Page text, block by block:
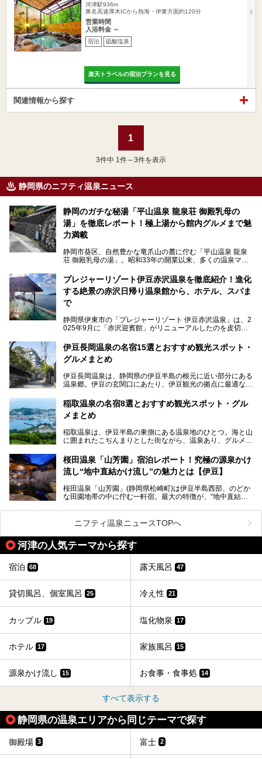
河津駅936m
東名高速厚木ICから熱海・伊東方面約120分
営業時間
入浴料金 ～
宿泊 硫酸塩泉
楽天トラベルの宿泊プランを見る
関連情報から探す
1
3件中 1件～3件を表示
静岡県のニフティ温泉ニュース
静岡のガチな秘湯「平山温泉 龍泉荘 御殿乳母の
湯」を徹底レポート！極上湯から館内グルメまで魅
力満載
静岡市葵区、自然豊かな竜爪山の麓に佇む「平山温泉 龍泉
荘 御殿乳母の湯」。昭和33年の開業以来、多くの温泉マニ
極上温泉です。お湯はもちろん、実はグルメも揃っているん
です。多くのファンを持つ、その圧倒的なこだわりと魅力を
解説します。
プレジャーリゾート伊豆赤沢温泉を徹底紹介！進化
する絶景の赤沢日帰り温泉館から、ホテル、スパま
で
静岡県伊東市の「プレジャーリゾート 伊豆赤沢温泉」は、2
025年9月に「赤沢迎賓館」がリニューアルしたのを皮切り
館」、「RED 28 HOTEL」がリニューアル。さらにこのあ
とグランピング施設のGRAX EARTH FIELD（グラックスア
ースフィールド）、大型屋内アミューズメント施設のPLEA
予定。
ャー施設など、現在リニューアルオープンしている施設を中
心に、家族連れでも大人だけでも、おひとりさまでも多彩な
楽しみ方ができる「プレジャーリゾート 伊豆赤沢温泉」を
───
この記事はプレジャーリゾート 伊豆赤沢温泉のPR記事で
す。
伊豆長岡温泉の名宿15選とおすすめ観光スポット・
グルメまとめ
伊豆長岡温泉は、静岡県の伊豆半島の根元に近い部分にある
温泉郷。伊豆の玄関口にあたり、伊豆観光の拠点に最適な立
ちろん日帰りでも楽しめるのが魅力です。
この記事では、伊豆長岡温泉の歴史や魅力、おすすめの宿を
る温泉施設も紹介します！
稲取温泉の名宿8選とおすすめ観光スポット・グル
メまとめ
稲取温泉は、伊豆半島の東側にある温泉地のひとつ。海と山
に囲まれたこぢんまりとした街ながら、温泉あり、グルメあ
京からは約2時間30分、直通電車もありアクセスしやすいの
もうれしいところ。
入れる温泉施設、チェックしたい観光スポットやアクティビ
ティなどを一挙にまとめピックアップ。伊豆稲取温泉を訪れ
桜田温泉「山芳園」宿泊レポート！究極の源泉かけ
流し“地中直結かけ流し”の魅力とは【伊豆】
桜田温泉「山芳園」(静岡県松崎町)は伊豆半島西部、のどか
な田園地帯の中に佇む一軒宿。最大の特徴が、“地中直結か
地下に眠る源泉を加水・加温・消毒無し、さらには途中過程
で空気にも触れさせることなく浴槽まで提供。「究極の源泉
かけ流し」と言っても決して過言ではありません。
今回、桜田温泉「山芳園」の“温泉”を中心に、その魅力を詳
細レポート。また口コミの評判も非常に高い宿であり、客室
や食事も併せて徹底紹介します！
ニフティ温泉ニュースTOPへ
河津の人気テーマから探す
宿泊 68 露天風呂 47
貸切風呂、個室風呂 25 冷え性 21
カップル 19 塩化物泉 17
ホテル 17 家族風呂 15
源泉かけ流し 15 お食事・食事処 14
すべて表示する
静岡県の温泉エリアから同じテーマで探す
御殿場 3 富士 2